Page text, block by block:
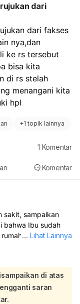
dari
dari fakses
nya,dan
ke rs tersebut
bisa kita
di rs stelah
menangani kita
hpl
+1 topik lainnya
Komentar
1 Komentar
sakit, sampaikan
bahwa Ibu sudah
sakit tersebut.
di sana.
kondisi medis,
di rumah sakit itu:
atau rujukan
... Lihat Lainnya
di atas
saran